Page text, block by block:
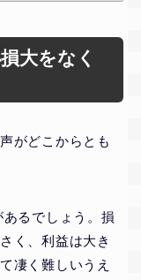
大をなく
がどこからとも
るでしょう。損
く、利益は大き
凄く難しいうえ